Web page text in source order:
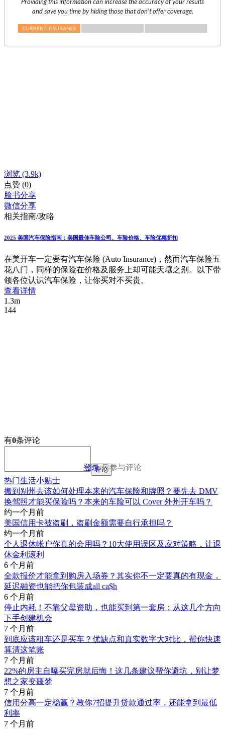
浏览 (3.9k)
点赞 (0)
脸书分享
微信分享
相关指南/攻略
2025 美国汽车保险指南：美国最佳车险公司、车险价格、车险优惠折扣
在美开车一定要有汽车保险 (Auto Insurance)，然而汽车保险五
花八门，同样的保险在价格及服务上却可能天壤之别。以下带
领各位认识汽车保险，让你买对不买贵。
查看详情
1.3m
144
有0条评论
登录后参与评论
评论
热门生活小贴士
搬到别州去该如何处理本来的汽车保险和牌照？要先去 DMV
换驾照才能买保险吗？本来的车险可以 Cover 外州开车吗？
约一个月前
美国信用卡被盗刷，盗刷金额需要自行承担吗？
约一个月前
个人退休帐户你真的会用吗？10大使用误区及应对策略，让退
休金利滚利
6 个月前
全款报价才能拿到购房入场券？其实你不一定要真的有现金，
延迟融资也能把你包装成all ca$h
6 个月前
停止内耗！不靠父母资助，也能买到第一套房：从这几个方向
下手创建机会
7 个月前
到底应该租车还是买车？优缺点和真实数字大对比，帮你快速
算清这笔账
7 个月前
22%的房主自曝买完房就后悔！这几条建议帮你避坑，别让梦
想之家变噩梦
7 个月前
信用分高一定稳赢？教你7招提升贷款通过率，还能拿到最低
利率
7 个月前